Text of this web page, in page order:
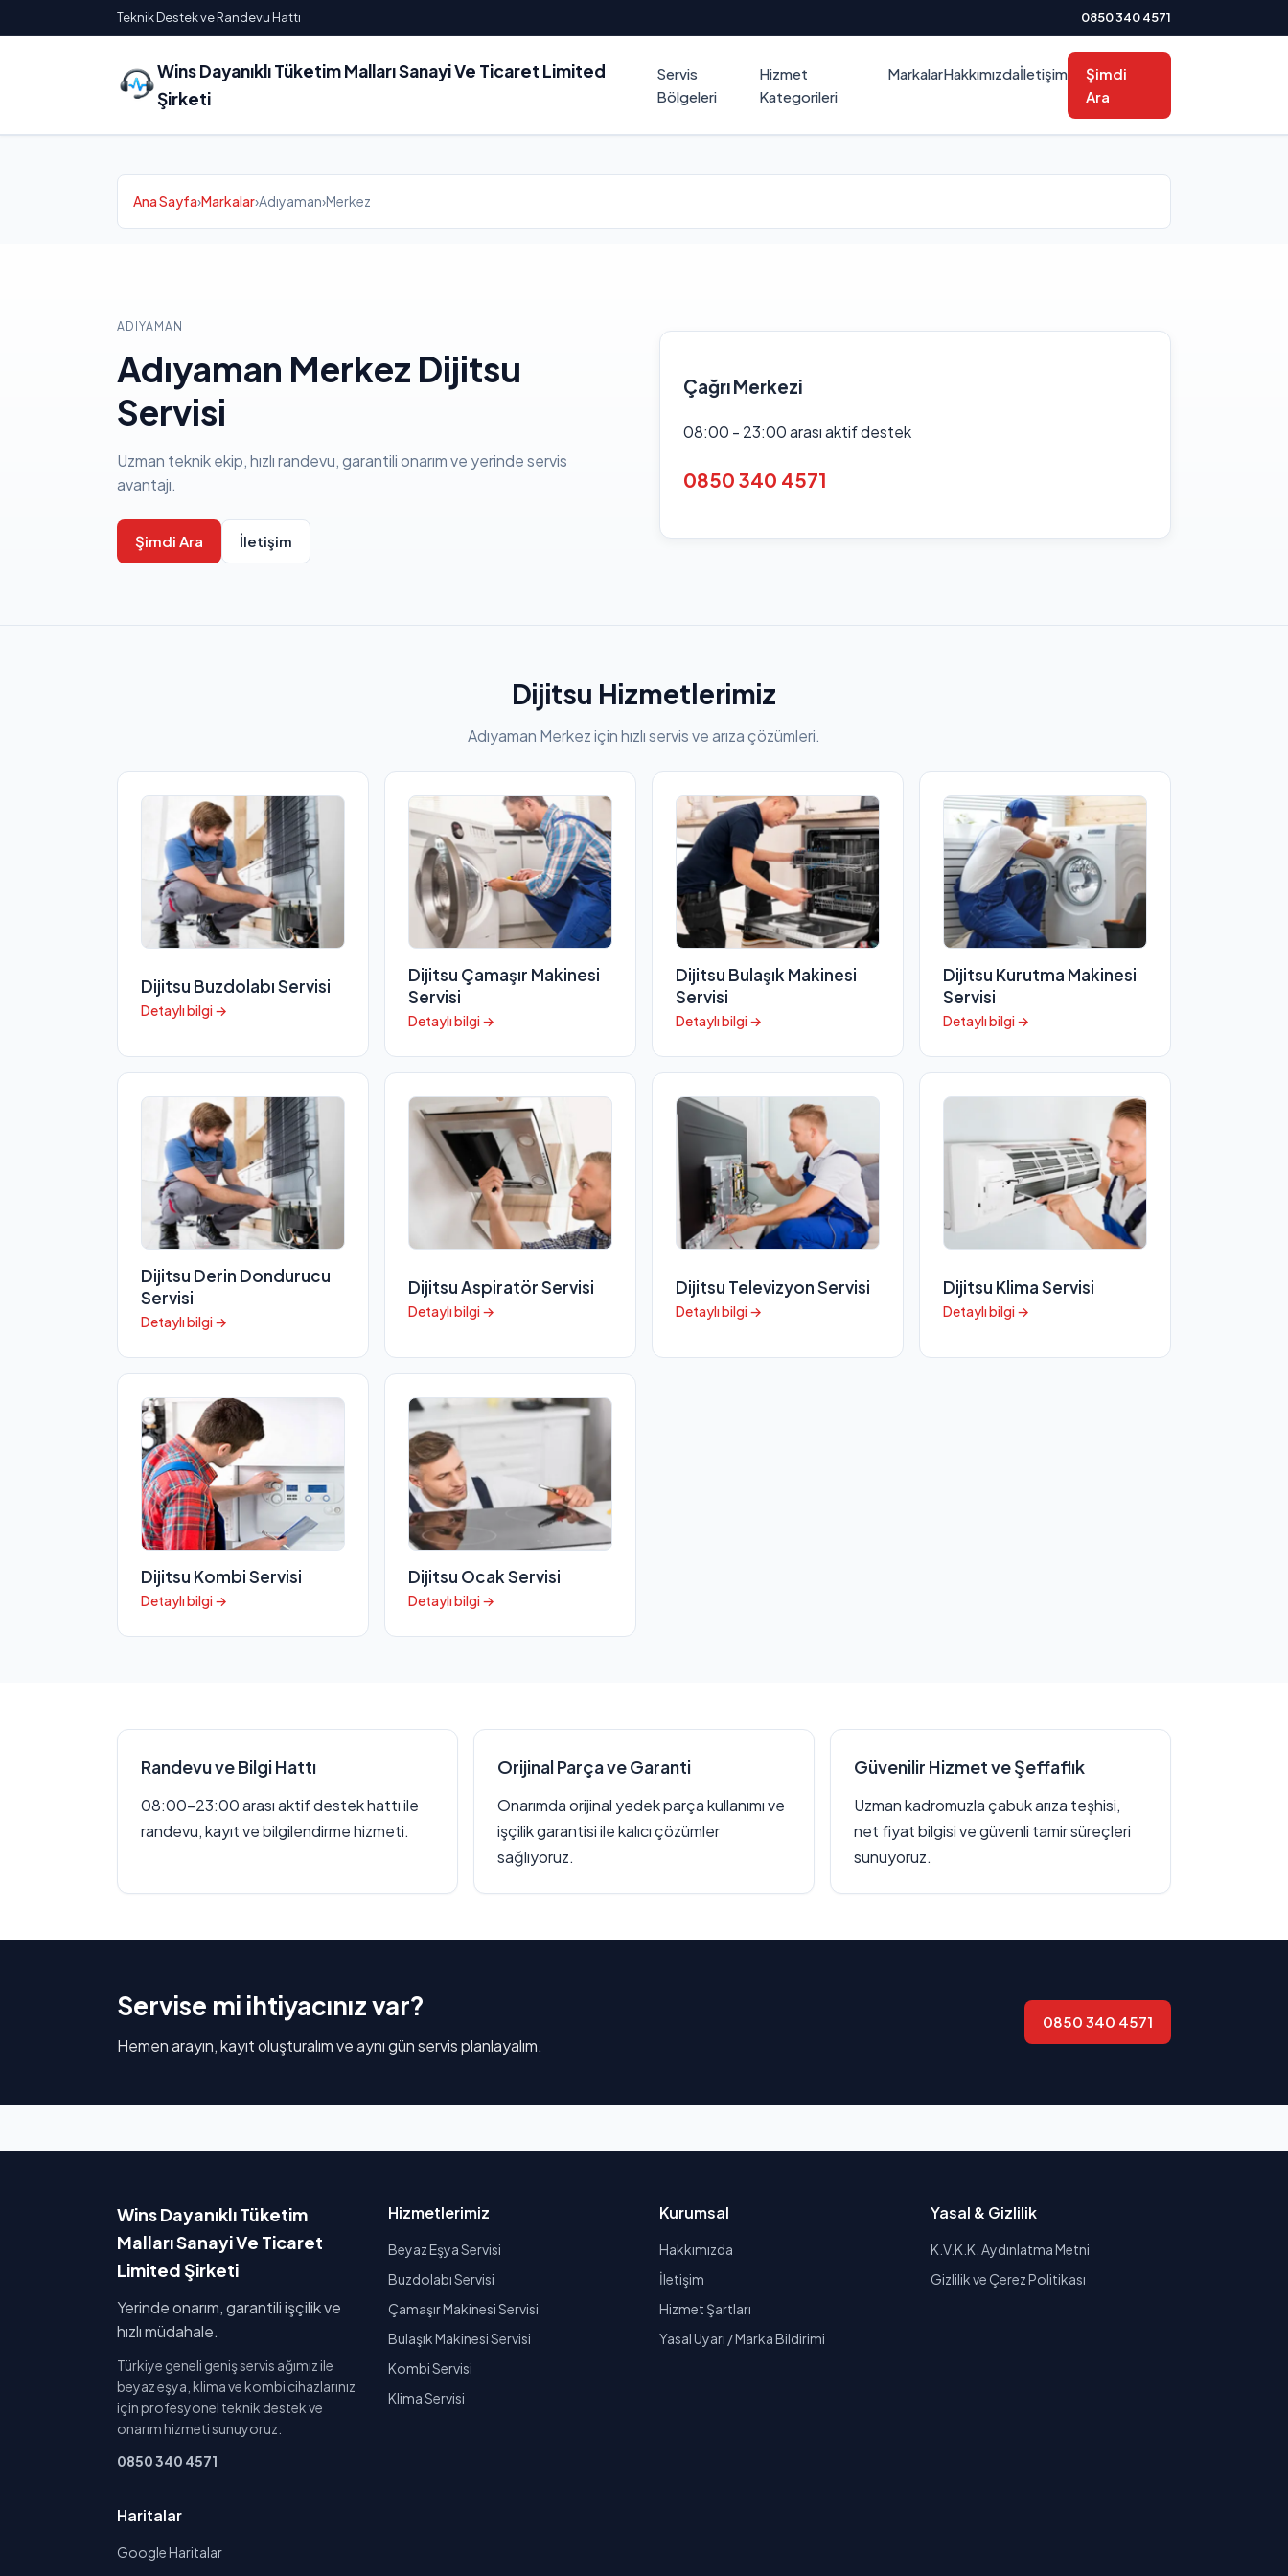
Teknik Destek ve Randevu Hattı 0850 340 4571
Wins Dayanıklı Tüketim Malları Sanayi Ve Ticaret Limited
Şirketi
Servis
Bölgeleri
Hizmet
Kategorileri
MarkalarHakkımızdaİletişim
Şimdi
Ara
Ana Sayfa›Markalar›Adıyaman›Merkez
ADIYAMAN
Adıyaman Merkez Dijitsu
Servisi
Uzman teknik ekip, hızlı randevu, garantili onarım ve yerinde servis
avantajı.
Şimdi Ara İletişim
Çağrı Merkezi
08:00 - 23:00 arası aktif destek
0850 340 4571
Dijitsu Hizmetlerimiz
Adıyaman Merkez için hızlı servis ve arıza çözümleri.
Dijitsu Buzdolabı Servisi
Detaylı bilgi →
Dijitsu Çamaşır Makinesi
Servisi
Detaylı bilgi →
Dijitsu Bulaşık Makinesi
Servisi
Detaylı bilgi →
Dijitsu Kurutma Makinesi
Servisi
Detaylı bilgi →
Dijitsu Derin Dondurucu
Servisi
Detaylı bilgi →
Dijitsu Aspiratör Servisi
Detaylı bilgi →
Dijitsu Televizyon Servisi
Detaylı bilgi →
Dijitsu Klima Servisi
Detaylı bilgi →
Dijitsu Kombi Servisi
Detaylı bilgi →
Dijitsu Ocak Servisi
Detaylı bilgi →
Randevu ve Bilgi Hattı
08:00–23:00 arası aktif destek hattı ile
randevu, kayıt ve bilgilendirme hizmeti.
Orijinal Parça ve Garanti
Onarımda orijinal yedek parça kullanımı ve
işçilik garantisi ile kalıcı çözümler
sağlıyoruz.
Güvenilir Hizmet ve Şeffaflık
Uzman kadromuzla çabuk arıza teşhisi,
net fiyat bilgisi ve güvenli tamir süreçleri
sunuyoruz.
Servise mi ihtiyacınız var?
Hemen arayın, kayıt oluşturalım ve aynı gün servis planlayalım.
0850 340 4571
Wins Dayanıklı Tüketim
Malları Sanayi Ve Ticaret
Limited Şirketi
Yerinde onarım, garantili işçilik ve
hızlı müdahale.
Türkiye geneli geniş servis ağımız ile
beyaz eşya, klima ve kombi cihazlarınız
için profesyonel teknik destek ve
onarım hizmeti sunuyoruz.
0850 340 4571
Hizmetlerimiz
Beyaz Eşya Servisi
Buzdolabı Servisi
Çamaşır Makinesi Servisi
Bulaşık Makinesi Servisi
Kombi Servisi
Klima Servisi
Kurumsal
Hakkımızda
İletişim
Hizmet Şartları
Yasal Uyarı / Marka Bildirimi
Yasal & Gizlilik
K.V.K.K. Aydınlatma Metni
Gizlilik ve Çerez Politikası
Haritalar
Google Haritalar